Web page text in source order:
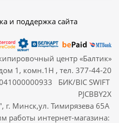
и поддержка сайта
центр «Балтик»
1, комн.1Н , тел. 377-44-20
БИК/BIC SWIFT
PJCBBY2X
Минск,ул. Тимирязева 65А
работы интернет-магазина: